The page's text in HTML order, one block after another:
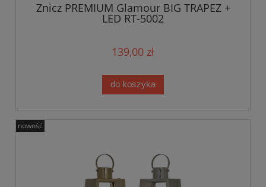
Znicz PREMIUM Glamour BIG TRAPEZ +
LED RT-5002
139,00 zł
do koszyka
nowość